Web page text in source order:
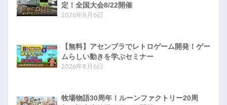
定！全国大会8/22開催
2026年8月6日
【無料】アセンブラでレトロゲーム開発！ゲー
ムらしい動きを学ぶセミナー
2026年8月6日
牧場物語30周年！ルーンファクトリー20周